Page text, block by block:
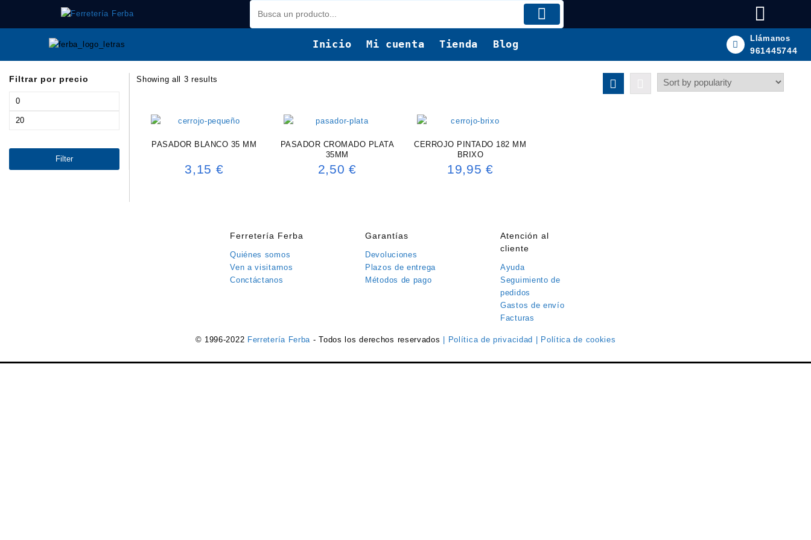
contenido
Inicio Mi cuenta Tienda Blog Llámanos
961445744
Filtrar por precio
Min
Max
Filter
Showing all 3 results
PASADOR BLANCO 35 MM
3,15 €
PASADOR CROMADO PLATA
35MM
2,50€
CERROJO PINTADO 182 MM
BRIXO
19,95€
Ferretería Ferba
Quiénes somos
Ven a visitarnos
Conctáctanos
Garantías
Devoluciones
Plazos de entrega
Métodos de pago
Atención al
cliente
Ayuda
Seguimiento de
pedidos
Gastos de envío
Facturas
© 1996-2022 Ferretería Ferba - Todos los derechos reservados | Política de privacidad | Política de cookies